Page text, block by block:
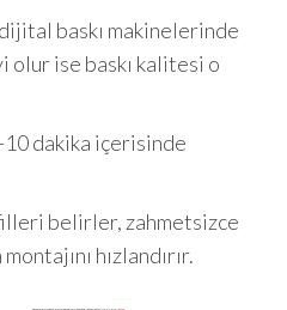
baskı makinelerinde
olur ise baskı kalitesi o
10 dakika içerisinde
belirler, zahmetsizce
hızlandırır.